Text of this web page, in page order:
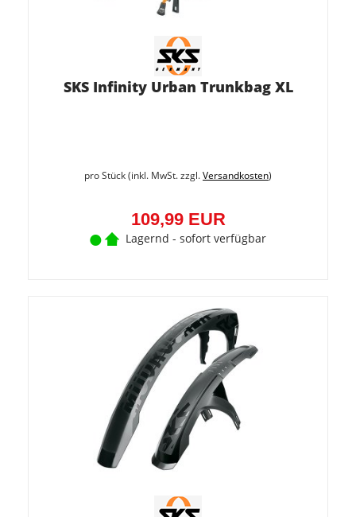
SKS Infinity Urban Trunkbag XL
pro Stück (inkl. MwSt. zzgl.Versandkosten)
109,99 EUR
Lagernd - sofort verfügbar